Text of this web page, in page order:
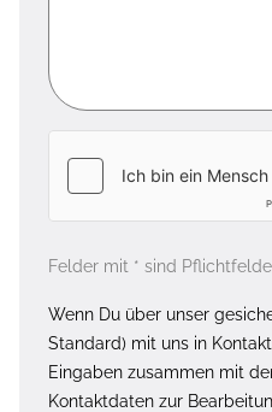
Felder mit * sind
Wenn Du über unser
Standard) mit uns in
Eingaben zusammen mit
Kontaktdaten zur